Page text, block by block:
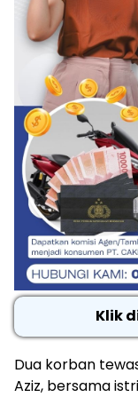
Klik
Dua korban
Aziz, bersama